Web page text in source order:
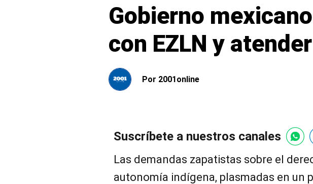
Gobierno
con EZLN y
Por 2001online
Suscríbete a nuestros canales
Las demandas zapatistas sobre el
autonomía indígena, plasmadas en un